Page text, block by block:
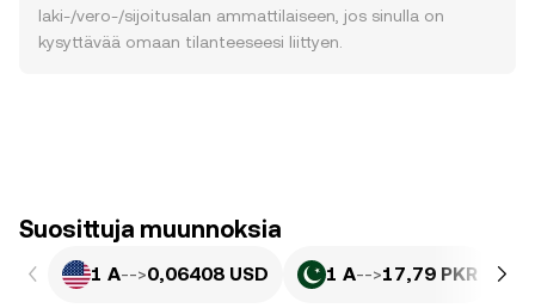
laki-/vero-/sijoitusalan ammattilaiseen, jos sinulla on
kysyttävää omaan tilanteeseesi liittyen.
Suosittuja muunnoksia
1 A-->0,06408 USD 1 A-->17,79 PKR